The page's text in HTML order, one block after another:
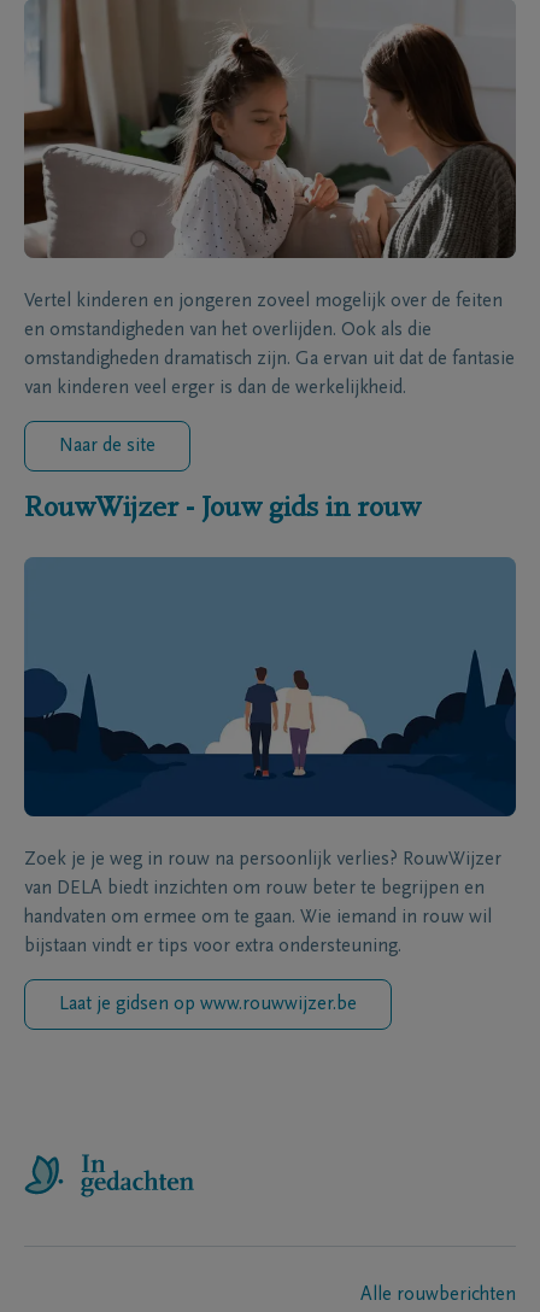
Vertel kinderen en jongeren zoveel mogelijk over de feiten
en omstandigheden van het overlijden. Ook als die
omstandigheden dramatisch zijn. Ga ervan uit dat de fantasie
van kinderen veel erger is dan de werkelijkheid.
Naar de site
RouwWijzer - Jouw gids in rouw
Zoek je je weg in rouw na persoonlijk verlies? RouwWijzer
van DELA biedt inzichten om rouw beter te begrijpen en
handvaten om ermee om te gaan. Wie iemand in rouw wil
bijstaan vindt er tips voor extra ondersteuning.
Laat je gidsen op www.rouwwijzer.be
Alle rouwberichten